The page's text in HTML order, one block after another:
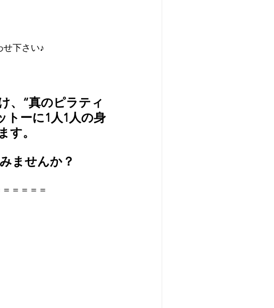
せ下さい♪
、“真のピラティ
トーに1人1人の身
す。
ませんか？
＝＝＝＝